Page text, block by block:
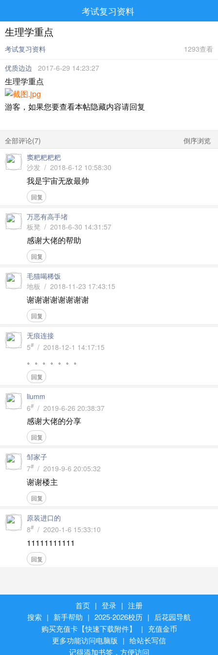
考试复习资料
生理学重点
考试复习资料
1293查看
优质边边 2017-6-29 14:23:27
生理学重点
游客，如果您要查看本帖隐藏内容请回复
全部评论(7)
倒序浏览
窦粑粑粑粑
沙发 / 2018-6-12 10:58:30
我是宇宙无敌最帅
回复
万恶有高手堵
板凳 / 2018-6-30 14:31:57
感谢大佬的帮助
回复
毛猫喝稀饭
地板 / 2018-11-23 17:43:15
谢谢谢谢谢谢谢谢
回复
无痕连接
5# / 2018-12-1 14:17:15
。。。。。。。
回复
liumm
6# / 2019-6-26 20:38:37
感谢大佬的分享
回复
邹家子
7# / 2019-9-6 20:05:32
谢谢楼主
回复
原装进口的
8# / 2020-1-6 15:33:10
11111111111
回复
首页 | 登录 | 注册
搜索 | 新手帮助 | 2025-2026校历 |
后花园导航
购买充值卡【快速下载附件】
| 充值金币
更多功能访问电脑版 | 给站长写信
记得添加书签，方便访问